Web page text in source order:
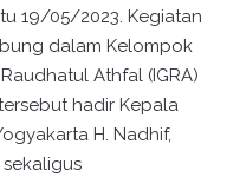
19/05/2023. Kegiatan
dalam Kelompok
Athfal (IGRA)
hadir Kepala
H. Nadhif,
sekaligus